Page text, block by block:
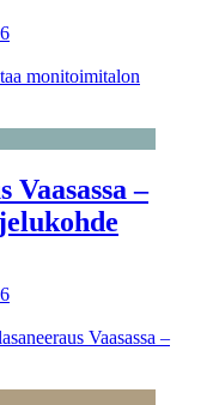
monitoimitalon
Vaasassa –
Vaasassa –